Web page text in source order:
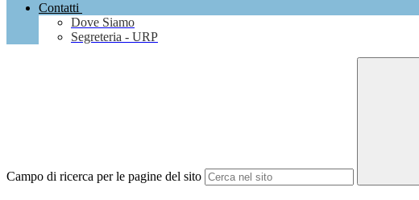
Contatti
Dove Siamo
Segreteria - URP
Campo di ricerca per le pagine del sito